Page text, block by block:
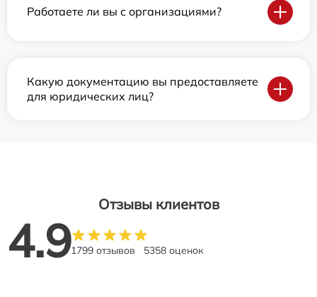
Работаете ли вы с организациями?
Какую документацию вы предоставляете
для юридических лиц?
Отзывы клиентов
4.91799 отзывов 5358 оценок